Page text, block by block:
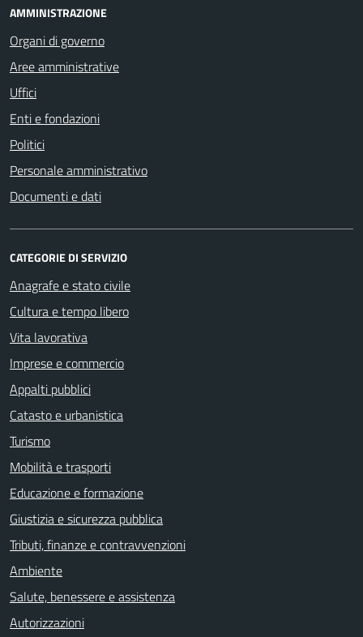
AMMINISTRAZIONE
Organi di governo
Aree amministrative
Uffici
Enti e fondazioni
Politici
Personale amministrativo
Documenti e dati
CATEGORIE DI SERVIZIO
Anagrafe e stato civile
Cultura e tempo libero
Vita lavorativa
Imprese e commercio
Appalti pubblici
Catasto e urbanistica
Turismo
Mobilità e trasporti
Educazione e formazione
Giustizia e sicurezza pubblica
Tributi, finanze e contravvenzioni
Ambiente
Salute, benessere e assistenza
Autorizzazioni